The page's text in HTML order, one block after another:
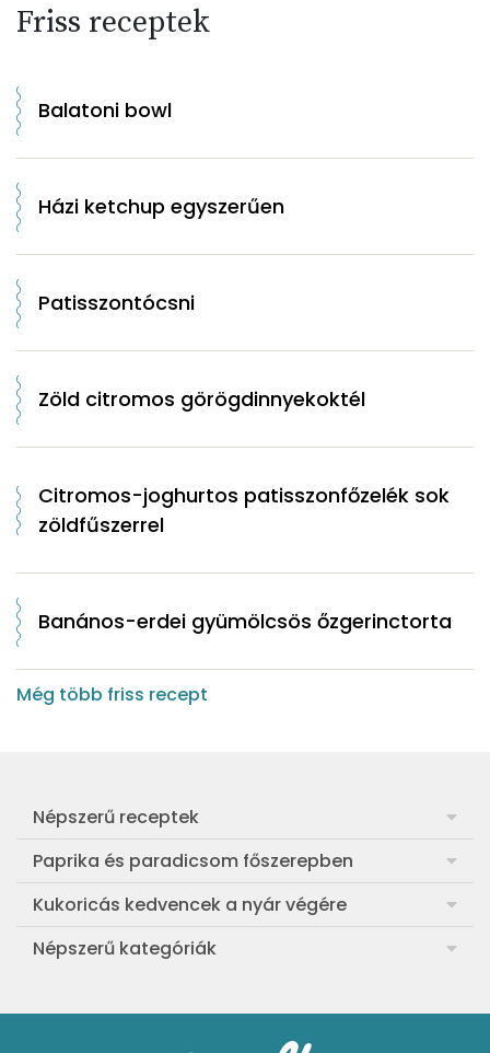
Friss receptek
Balatoni bowl
Házi ketchup egyszerűen
Patisszontócsni
Zöld citromos görögdinnyekoktél
Citromos-joghurtos patisszonfőzelék sok
zöldfűszerrel
Banános-erdei gyümölcsös őzgerinctorta
Még több friss recept
Népszerű receptek
Frankfurti leves
Egyszerű muffin
Aranygaluska
Egyszerű krumplifőzelék
Paprika és paradicsom főszerepben
Pan con Tomate
Paradicsom és paprika eltevése télre
Paradicsomos húsgombóc
Kukoricás kedvencek a nyár végére
Legfinomabb főtt kukorica
Bang bang kukorica
Népszerű kategóriák